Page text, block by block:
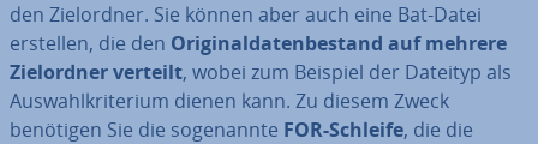
den Ziel­ord­ner. Sie können aber auch eine Bat-Datei
erstellen, die den Ori­gi­nal­da­ten­be­stand auf mehrere
Ziel­ord­ner verteilt, wobei zum Beispiel der Dateityp als
Aus­wahl­kri­te­ri­um dienen kann. Zu diesem Zweck
benötigen Sie die so­ge­nann­te FOR-Schleife, die die